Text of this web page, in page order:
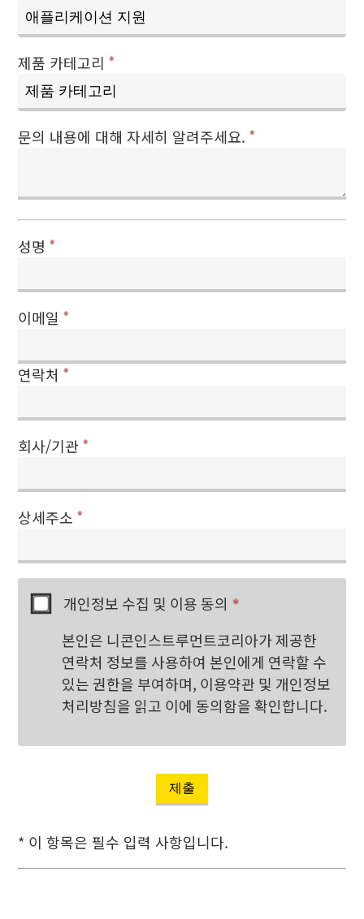
제품 카테고리*
문의 내용에 대해 자세히 알려주세요.*
성명*
이메일*
연락처*
회사/기관*
상세주소*
개인정보 수집 및 이용 동의 *
본인은 니콘인스트루먼트코리아가 제공한
연락처 정보를 사용하여 본인에게 연락할 수
있는 권한을 부여하며, 이용약관 및 개인정보
처리방침을 읽고 이에 동의함을 확인합니다.
제출
* 이 항목은 필수 입력 사항입니다.